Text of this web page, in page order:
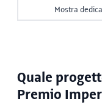
Mostra
Quale
Premio